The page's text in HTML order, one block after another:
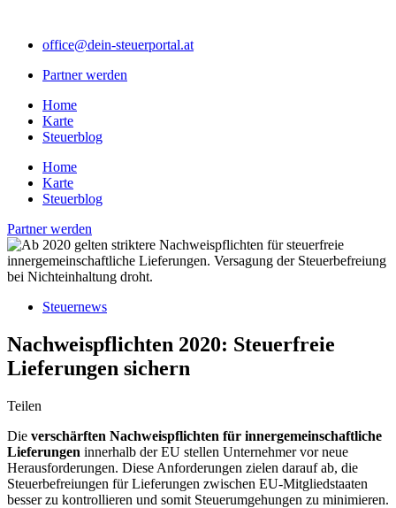
springenoffice@dein-steuerportal.at
Partner werden
Home
Karte
Steuerblog
Home
Karte
Steuerblog
Partner werden
Steuernews
Nachweispflichten 2020: Steuerfreie
Lieferungen sichern
Teilen
Die verschärften Nachweispflichten für innergemeinschaftliche
Lieferungen innerhalb der EU stellen Unternehmer vor neue
Herausforderungen. Diese Anforderungen zielen darauf ab, die
Steuerbefreiungen für Lieferungen zwischen EU-Mitgliedstaaten
besser zu kontrollieren und somit Steuerumgehungen zu minimieren.